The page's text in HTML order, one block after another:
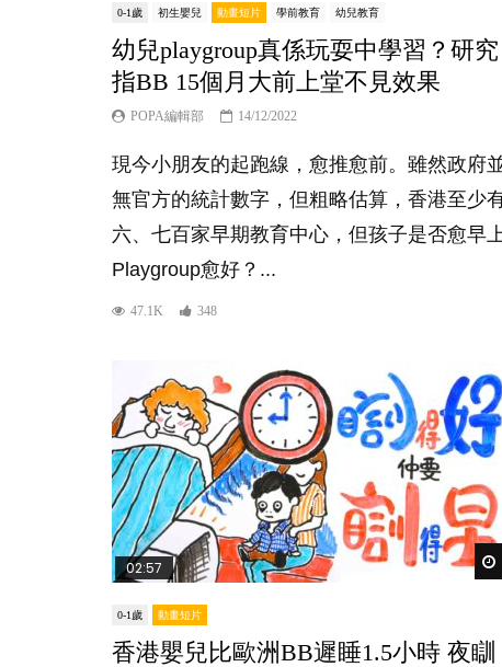
0-1歲 初生嬰兒 動畫短片 學前教育 幼兒教育
幼兒playgroup真係玩耍中學習？研究
指BB 15個月大前上堂不見效果
POPA編輯部 14/12/2022
現今小朋友的起跑線，愈推愈前。雖然政府
無官方的統計數字，但粗略估算，香港至少
六、七百家早期教育中心，但孩子是否愈早
Playgroup愈好？...
47.1K 348
02:57
0-1歲 動畫短片
香港嬰兒比歐洲BB遲睡1.5小時 夜瞓